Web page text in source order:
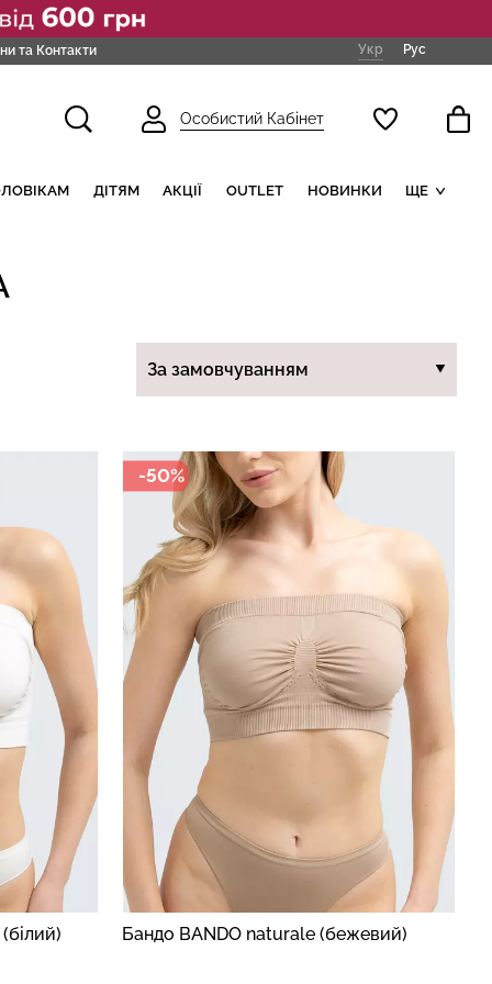
та Контакти Укр Рус
Особистий Кабінет
ДІТЯМ АКЦІЇ OUTLET НОВИНКИ ЩЕ
-50%
Бандо BANDO naturale (бежевий)
з
BRASILIAN
(чорний)
Безшовні стрінги STRING
BRIEFS (чорний) Giulia
179 грн. 299 грн.